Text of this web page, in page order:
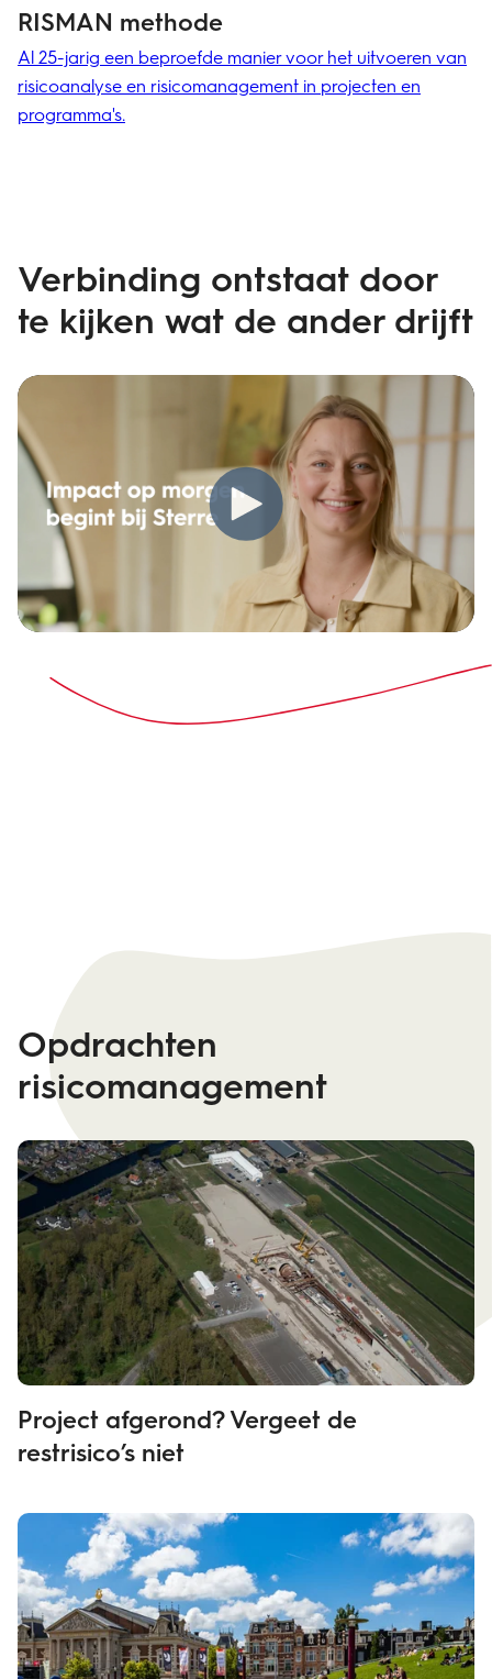
RISMAN methode
Al 25-jarig een beproefde manier voor het uitvoeren van
risicoanalyse en risicomanagement in projecten en
programma's.
Verbinding ontstaat door
te kijken wat de ander drijft
Opdrachten
risicomanagement
Project afgerond? Vergeet de
restrisico’s niet